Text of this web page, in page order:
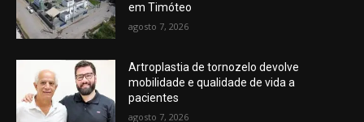
em Timóteo
agosto 7, 2026
Artroplastia de tornozelo devolve
mobilidade e qualidade de vida a
pacientes
agosto 7, 2026